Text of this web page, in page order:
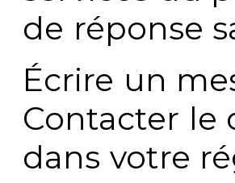
de réponse
Écrire un
Contacter le
dans votre